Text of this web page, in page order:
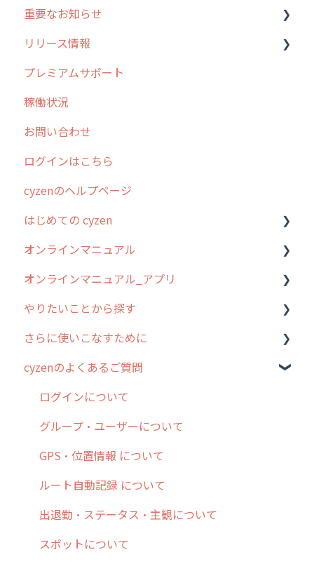
メンテナンス
外廻り営業
清掃
不動産
重要なお知らせ
過去の重要なお知らせ
障害情報
リリース情報
リリース
2026年のリリース情報
2025年のリリース情報
2024年のリリース情報
2023年のリリース情報
過去のリリース
2019年までのリリース情報
お客様の声を実現しました
プレミアムサポート
稼働状況
お問い合わせ
ログインはこちら
cyzenのヘルプページ
はじめての cyzen
0. はじめてのcyzenの使い方
1. cyzenについて知ろう
2. 主要機能の概要
3. cyzenの位置情報取得について
4. cyzen利用前の準備：システム管理者編
5. 基本的な使い方：システム管理者編
6. 基本的な使い方：ユーザー編
7. 初心者向けよくある質問集
8. 用語集
9. もっと便利に利用するための設定
10.ユーザー向けおすすめの使い方
オンラインマニュアル
管理サイトの使い始め
ユーザー・グループ管理
行動管理
予定管理
スポット
ステータス・主観
報告書・行動種別
勤怠管理
活動通知
パフォーマンス
オンラインマニュアル_アプリ
アプリの使い始め
ホーム画面
スポット
報告閲覧
予定
日報
履歴
メンバー
メッセージ
やりたいことから探す
行動管理
勤怠管理
予定管理
スポット
ステータス・主観
報告書・行動種別
ユーザー・グループ管理
メッセージ機能
さらに使いこなすために
はじめに
スポット・ステータス関連オプション
交通費自動計算
安全走行支援
写真管理・高画質化
ダッシュボード（BI）・パフォーマンス
連携オプション
cyzenのよくあるご質問
ログインについて
グループ・ユーザーについて
GPS・位置情報 について
ルート自動記録 について
出退勤・ステータス・主観について
スポットについて